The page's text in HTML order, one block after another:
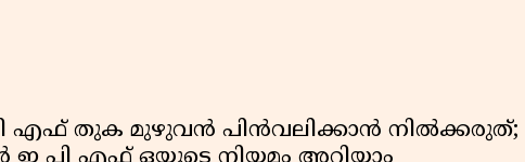
എഫ് തുക മുഴുവൻ പിൻവലിക്കാൻ നിൽക്കരുത്;